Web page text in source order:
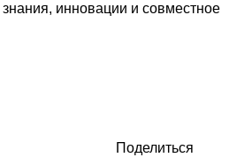
знания, инновации и совместное
Поделиться